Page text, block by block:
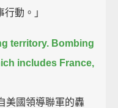
動。」
territory. Bombing
includes France,
美國領導聯軍的轟